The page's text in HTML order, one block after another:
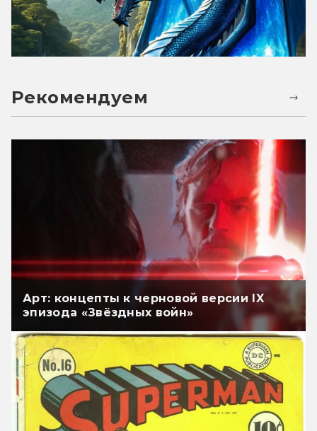
Рекомендуем
Арт: концепты к черновой версии IX
эпизода «Звёздных войн»